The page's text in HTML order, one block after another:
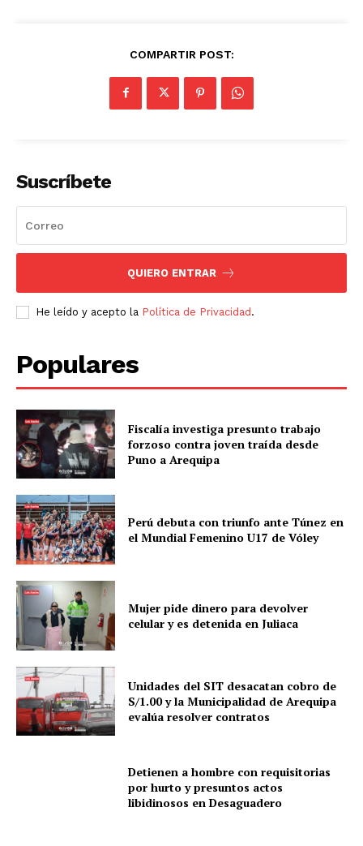
COMPARTIR POST:
Suscríbete
QUIERO ENTRAR
He leído y acepto la Política de Privacidad.
Populares
Fiscalía investiga presunto trabajo
forzoso contra joven traída desde
Puno a Arequipa
Perú debuta con triunfo ante Túnez en
el Mundial Femenino U17 de Vóley
Mujer pide dinero para devolver
celular y es detenida en Juliaca
Unidades del SIT desacatan cobro de
S/1.00 y la Municipalidad de Arequipa
evalúa resolver contratos
Detienen a hombre con requisitorias
por hurto y presuntos actos
libidinosos en Desaguadero